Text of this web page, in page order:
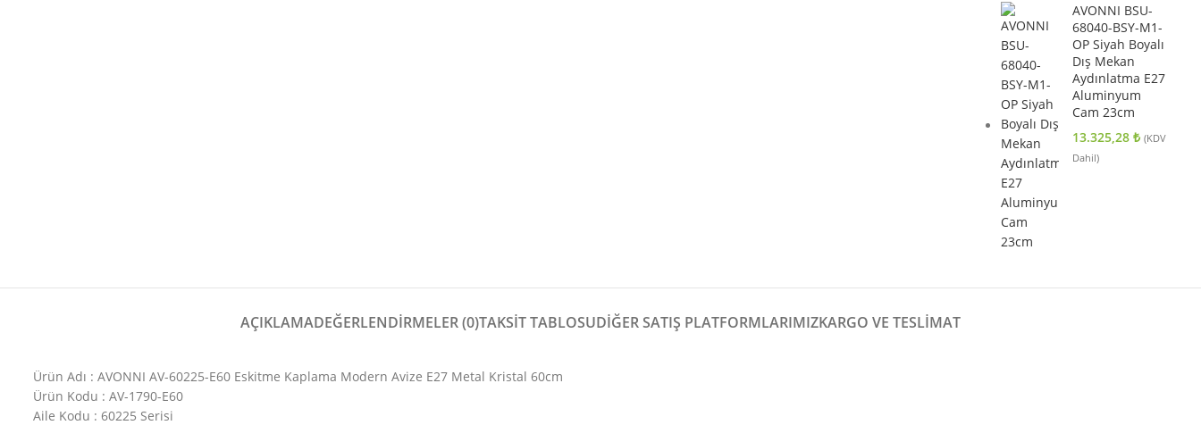
AVONNI BSU-
68040-BSY-M1-
OP Siyah Boyalı
Dış Mekan
Aydınlatma E27
Aluminyum
Cam 23cm
13.325,28₺ (KDV
Dahil)
AÇIKLAMADEĞERLENDIRMELER (0)TAKSİT TABLOSUDIĞER SATIŞ PLATFORMLARIMIZKARGO VE TESLIMAT
Ürün Adı : AVONNI AV-60225-E60 Eskitme Kaplama Modern Avize E27 Metal Kristal 60cm
Ürün Kodu : AV-1790-E60
Aile Kodu : 60225 Serisi